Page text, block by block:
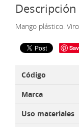
Mango plástico.
Código
Marca
Uso materiales